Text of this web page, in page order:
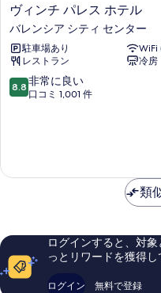
ヴ
ィ
ン
チ
パ
レ
ス
ン
テ
セ
ン
ヴィンチ パレス ホテル
バレンシア シティ センター
駐車場あり
WiFi
レストラン
冷房
10
段
に
コ
1,001
件
8.8 非常に良い
口コミ 1,001 件
類
ログインすると、対
っとリワードを獲得
ログイン 無料で登録